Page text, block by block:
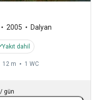
2005 Dalyan
Yakıt dahil
12 m 1 WC
/gün